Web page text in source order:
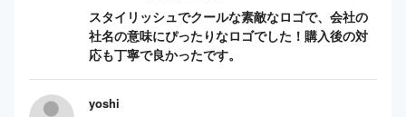
スタイリッシュでクールな素敵なロゴで、会社の
社名の意味にぴったりなロゴでした！購入後の対
応も丁寧で良かったです。
yoshi